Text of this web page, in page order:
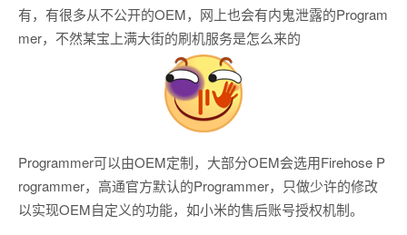
有，有很多从不公开的OEM，网上也会有内鬼泄露的Program
mer，不然某宝上满大街的刷机服务是怎么来的
Programmer可以由OEM定制，大部分OEM会选用Firehose P
rogrammer，高通官方默认的Programmer，只做少许的修改
以实现OEM自定义的功能，如小米的售后账号授权机制。